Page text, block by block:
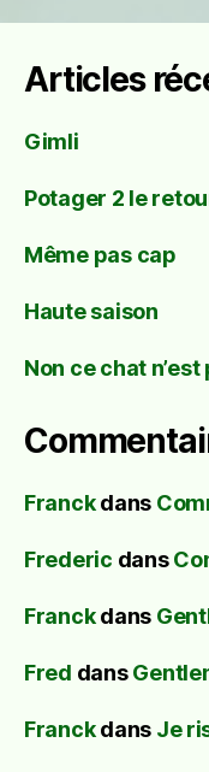
Articles
Gimli
Potager 2 le
Même pas cap
Haute saison
Non ce chat
Franckdans
Frederic dans
Franckdans
Fred dans
Franckdans Je